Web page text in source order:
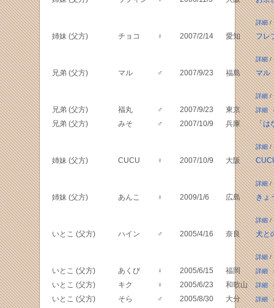
詳細/
姉妹 (父方) チョコ ♀ 2007/2/14 愛知 フレ
詳細/
兄弟 (父方) マル ♂ 2007/9/23 福島 マル
詳細/
兄弟 (父方) 福丸 ♂ 2007/9/23 東京 詳細
兄弟 (父方) みそ ♂ 2007/10/9 兵庫 「は
詳細/
姉妹 (父方) CUCU ♀ 2007/10/9 大阪
詳細/
姉妹 (父方) あんこ ♀ 2009/1/6 広島 きょ
詳細/
いとこ (父方) ハイン ♂ 2005/4/16 奈良 犬と
詳細/
いとこ (父方) あくび ♀ 2005/6/15 福岡 詳細
いとこ (父方) キク ♀ 2005/6/23 和歌山 詳細
いとこ (父方) そら ♂ 2005/8/30 大分 詳細